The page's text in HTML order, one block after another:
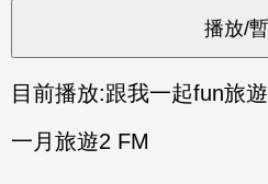
目前播放:跟我一起fun旅遊
一月旅遊2 FM